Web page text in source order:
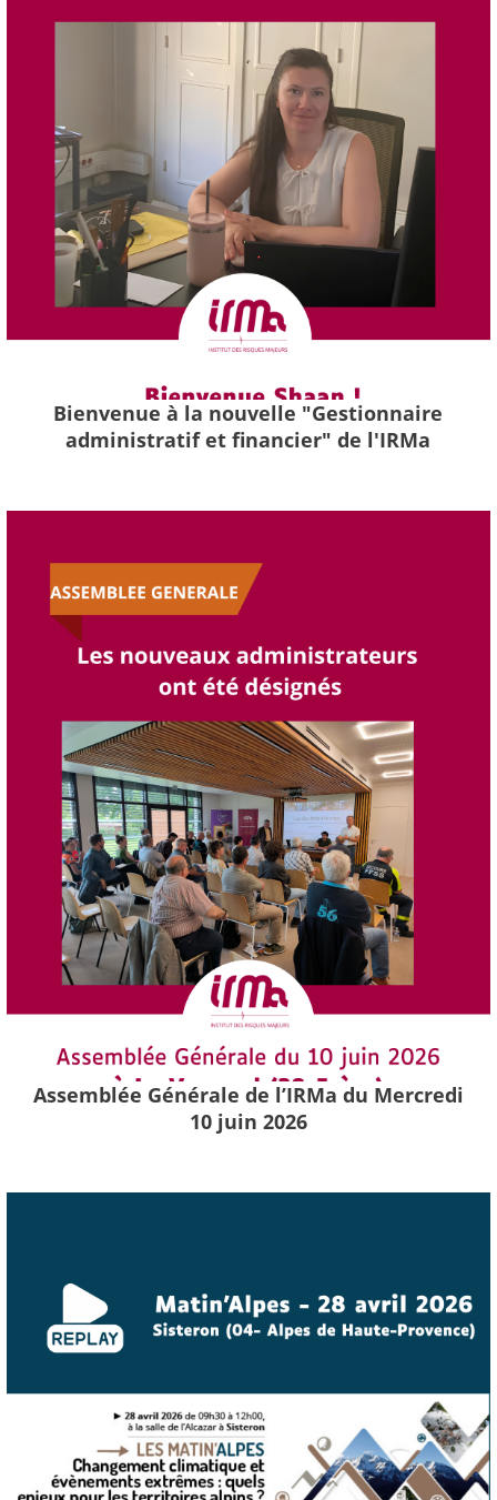
Bienvenue à la nouvelle "Gestionnaire
administratif et financier" de l'IRMa
Assemblée Générale de l’IRMa du Mercredi
10 juin 2026